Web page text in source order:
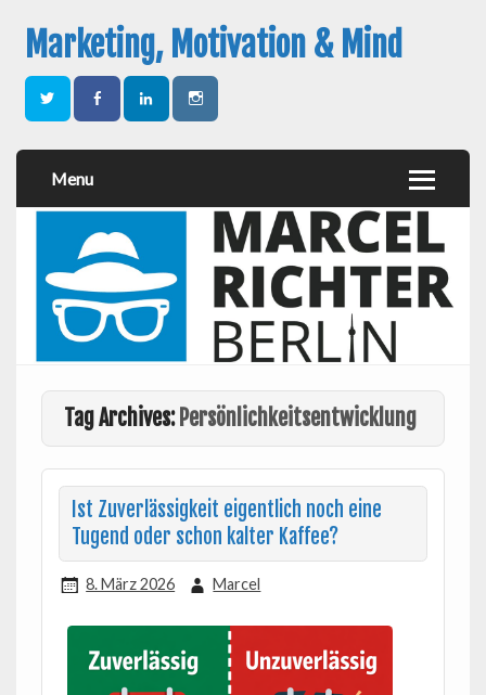
Marketing, Motivation & Mind
Menu
Tag Archives: Persönlichkeitsentwicklung
Ist Zuverlässigkeit eigentlich noch eine
Tugend oder schon kalter Kaffee?
8. März 2026 Marcel